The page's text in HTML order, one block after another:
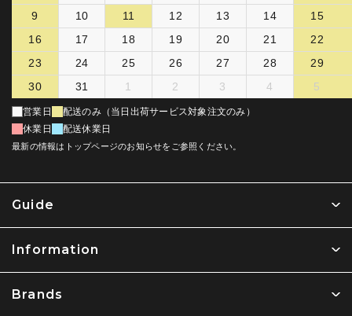
Guide
Information
Brands
9
10 11 12 13 14
15
16
17 18 19 20 21
22
23
24 25 26 27 28
29
30
31 1 2 3 4 5
営業日
配送のみ（当日出荷サービス対象注文のみ）
休業日
配送休業日
最新の情報はトップページのお知らせをご参照ください。